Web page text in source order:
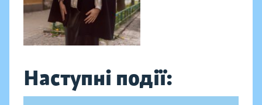
Наступні події: